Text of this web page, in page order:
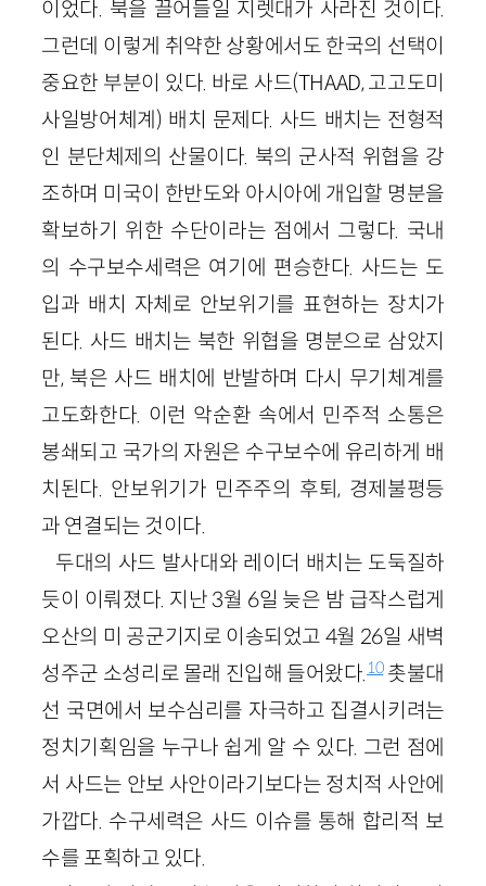
이었다. 북을 끌어들일 지렛대가 사라진 것이다.
그런데 이렇게 취약한 상황에서도 한국의 선택이
중요한 부분이 있다. 바로 사드(THAAD, 고고도미
사일방어체계) 배치 문제다. 사드 배치는 전형적
인 분단체제의 산물이다. 북의 군사적 위협을 강
조하며 미국이 한반도와 아시아에 개입할 명분을
확보하기 위한 수단이라는 점에서 그렇다. 국내
의 수구보수세력은 여기에 편승한다. 사드는 도
입과 배치 자체로 안보위기를 표현하는 장치가
된다. 사드 배치는 북한 위협을 명분으로 삼았지
만, 북은 사드 배치에 반발하며 다시 무기체계를
고도화한다. 이런 악순환 속에서 민주적 소통은
봉쇄되고 국가의 자원은 수구보수에 유리하게 배
치된다. 안보위기가 민주주의 후퇴, 경제불평등
과 연결되는 것이다.
두대의 사드 발사대와 레이더 배치는 도둑질하
듯이 이뤄졌다. 지난 3월 6일 늦은 밤 급작스럽게
오산의 미 공군기지로 이송되었고 4월 26일 새벽
성주군 소성리로 몰래 진입해 들어왔다.10촛불대
선 국면에서 보수심리를 자극하고 집결시키려는
정치기획임을 누구나 쉽게 알 수 있다. 그런 점에
서 사드는 안보 사안이라기보다는 정치적 사안에
가깝다. 수구세력은 사드 이슈를 통해 합리적 보
수를 포획하고 있다.